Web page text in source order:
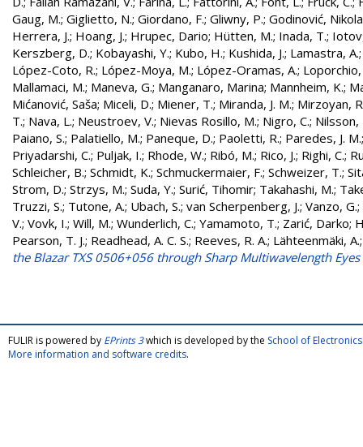
Gaug, M.; Giglietto, N.; Giordano, F.; Gliwny, P.; Godinović, Nikola
Herrera, J.; Hoang, J.; Hrupec, Dario; Hütten, M.; Inada, T.;
Kerszberg, D.; Kobayashi, Y.; Kubo, H.; Kushida, J.; Lamastra, A.
López-Coto, R.; López-Moya, M.; López-Oramas, A.; Loporchio,
Mallamaci, M.; Maneva, G.; Manganaro, Marina; Mannheim, K.;
Mićanović, Saša; Miceli, D.; Miener, T.; Miranda, J. M.; Mirzoyan,
T.; Nava, L.; Neustroev, V.; Nievas Rosillo, M.; Nigro, C.; Nilsson,
Paiano, S.; Palatiello, M.; Paneque, D.; Paoletti, R.; Paredes, J. M.
Priyadarshi, C.; Puljak, I.; Rhode, W.; Ribó, M.; Rico, J.; Righi, C.;
Schleicher, B.; Schmidt, K.; Schmuckermaier, F.; Schweizer, T.;
Strom, D.; Strzys, M.; Suda, Y.; Surić, Tihomir; Takahashi, M.;
Truzzi, S.; Tutone, A.; Ubach, S.; van Scherpenberg, J.; Vanzo, G.;
V.; Vovk, I.; Will, M.; Wunderlich, C.; Yamamoto, T.; Zarić, Darko;
Pearson, T. J.; Readhead, A. C. S.; Reeves, R. A.; Lähteenmäki, A.
the Blazar TXS 0506+056 through Sharp Multiwavelength
FULIR is powered by EPrints 3which is developed by the School of
More information and software credits.